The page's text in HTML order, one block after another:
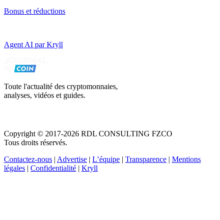
Bonus et réductions
Agent AI par Kryll
Toute l'actualité des cryptomonnaies,
analyses, vidéos et guides.
Copyright © 2017-2026 RDL CONSULTING FZCO
Tous droits réservés.
Contactez-nous Advertise L’équipe Transparence
Mentions
légales
Confidentialité Kryll